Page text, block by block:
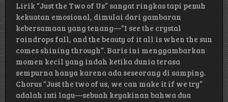
Lirik “Just the Two of Us” sangat ringkas tapi penuh
kekuatan emosional, dimulai dari gambaran
kebersamaan yang tenang—“I see the crystal
raindrops fall, and the beauty of it all is when the sun
comes shining through”. Baris ini menggambarkan
momen kecil yang indah ketika dunia terasa
sempurna hanya karena ada seseorang di samping.
Chorus “Just the two of us, we can make it if we try”
adalah inti lagu—sebuah keyakinan bahwa dua